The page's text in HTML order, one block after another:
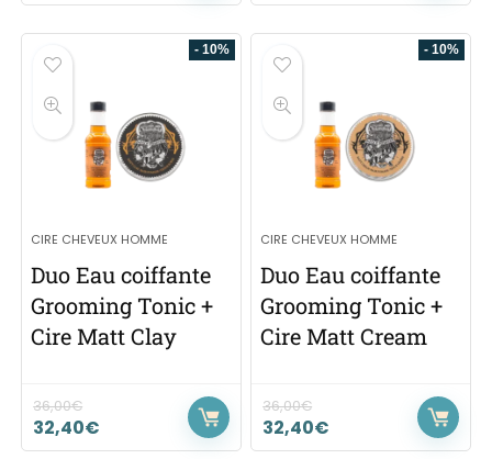
- 10%
CIRE CHEVEUX HOMME
Duo Eau coiffante
Grooming Tonic +
Cire Matt Clay
36,00€
32,40€
- 10%
CIRE CHEVEUX HOMME
Duo Eau coiffante
Grooming Tonic +
Cire Matt Cream
36,00€
32,40€